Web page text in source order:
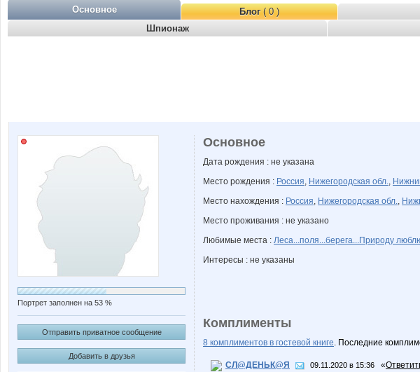
Основное Блог( 0 )
Шпионаж
Портрет заполнен на 53 %
Отправить приватное сообщение
Добавить в друзья
Основное
Дата рождения : не указана
Место рождения : Россия, Нижегородская обл.,
Место нахождения : Россия, Нижегородская обл.,
Место проживания : не указано
Любимые места : Леса...поля...берега...Природу
Интересы : не указаны
Комплименты
8 комплиментов в гостевой книге. Последние
СЛ@ДЕНЬК@Я 09.11.2020 в 15:36 «